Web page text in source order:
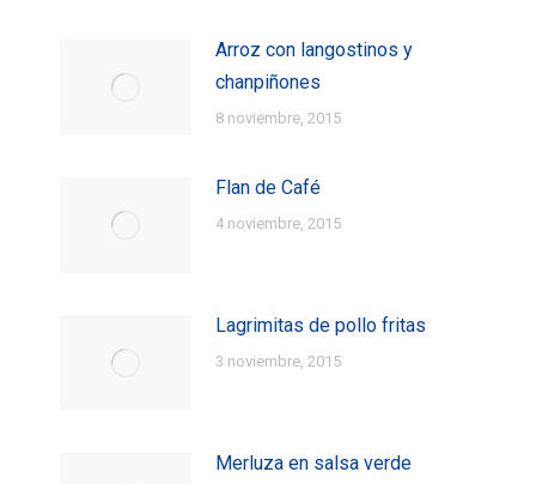
Arroz con langostinos y
chanpiñones
8 noviembre, 2015
Flan de Café
4 noviembre, 2015
Lagrimitas de pollo fritas
3 noviembre, 2015
Merluza en salsa verde